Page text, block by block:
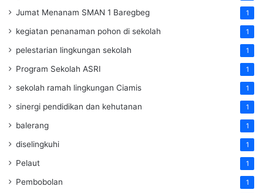
Jumat Menanam SMAN 1 Baregbeg 1
kegiatan penanaman pohon di sekolah 1
pelestarian lingkungan sekolah 1
Program Sekolah ASRI 1
sekolah ramah lingkungan Ciamis 1
sinergi pendidikan dan kehutanan 1
balerang 1
diselingkuhi 1
Pelaut 1
Pembobolan 1